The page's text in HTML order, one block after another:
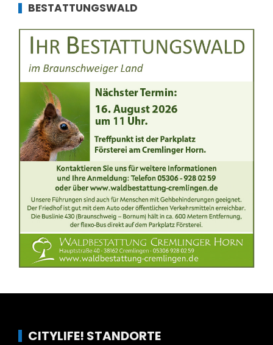
BESTATTUNGSWALD
CITYLIFE! STANDORTE